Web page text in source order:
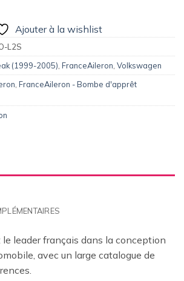
Ajouter à la wishlist
L2S
(1999-2005) FranceAileron Volkswagen
FranceAileron - Bombe d'apprêt
leader français dans la conception
avec un large catalogue de